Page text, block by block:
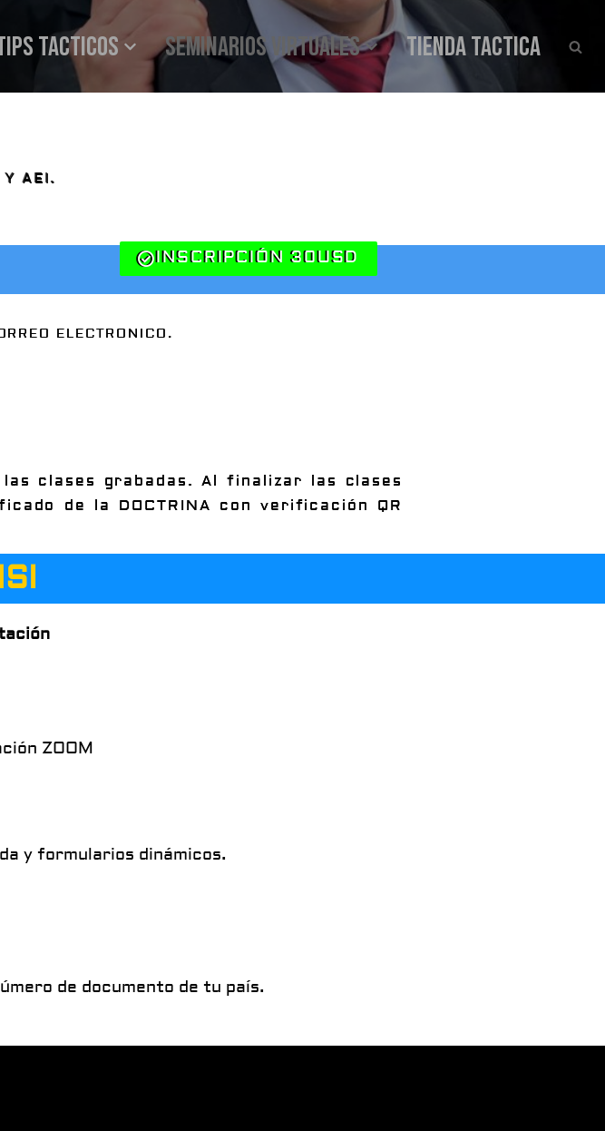
tacticos SEMINARIOS VIRTUALES Tienda Tactica
Y AEI.
INSCRIPCIÓN 30USD
ELECTRONICO.
clases grabadas. Al finalizar las clases
de la DOCTRINA con verificación QR
ZOOM
y formularios dinámicos.
de documento de tu país.